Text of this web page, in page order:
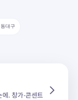
동대구
. 창가·콘센트